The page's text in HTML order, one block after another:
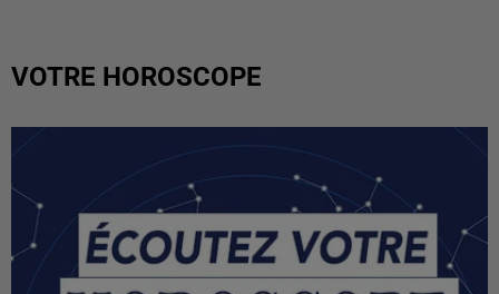
VOTRE HOROSCOPE